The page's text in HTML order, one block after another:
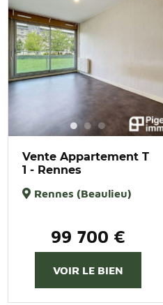
Vente Appartement T
1 - Rennes
Rennes (Beaulieu)
99 700 €
VOIR LE BIEN